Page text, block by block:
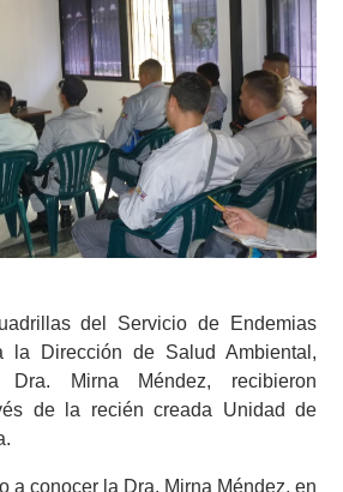
del Servicio de Endemias
la Dirección de Salud Ambiental,
Mirna Méndez, recibieron
de la recién creada Unidad de
a conocer la Dra. Mirna Méndez, en